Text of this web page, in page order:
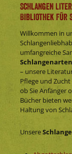
Schlangen
Bibliothek für
Willkommen in
umfangreiche
Schlangenarten
– unsere
Pflege und
ob Sie Anfänger
Bücher bieten
Haltung von
Unsere